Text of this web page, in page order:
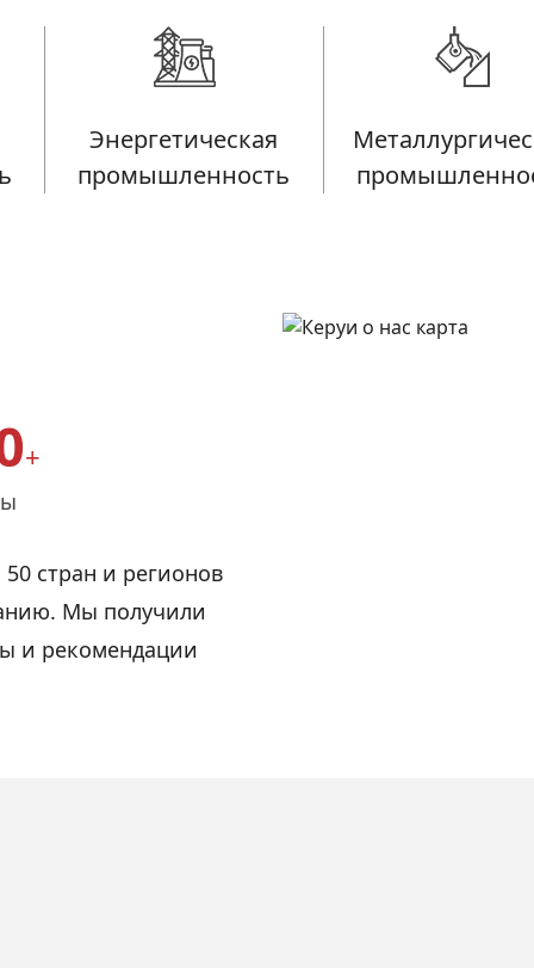
Энергетическая
промышленность
+
стран и регионов
Мы получили
и рекомендации